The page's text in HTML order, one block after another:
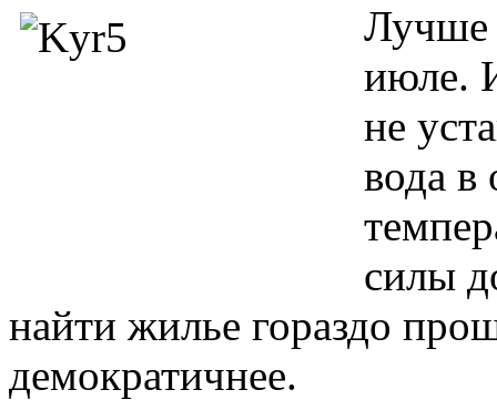
Лучше
июле.
не
вода в
силы
найти жилье гораздо
демократичнее.